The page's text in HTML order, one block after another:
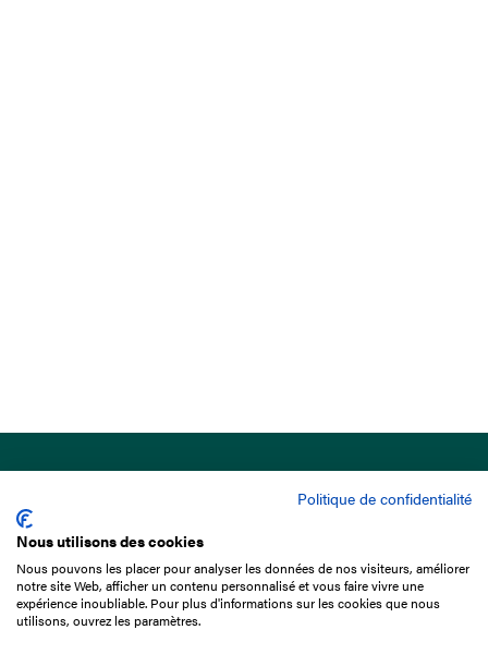
15 Boulevard de Douaumont
75017 Paris
01 49 10 20 29
Politique de confidentialité
Nous utilisons des cookies
Nous pouvons les placer pour analyser les données de nos visiteurs, améliorer
notre site Web, afficher un contenu personnalisé et vous faire vivre une
expérience inoubliable. Pour plus d'informations sur les cookies que nous
utilisons, ouvrez les paramètres.